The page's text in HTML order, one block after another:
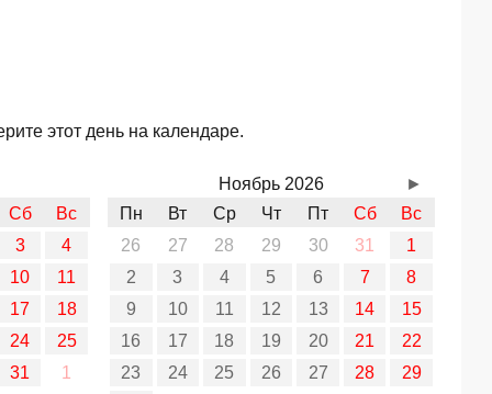
этот день на календаре.
Сб
Вс
3
4
10
11
17
18
24
25
31
1
Ноябрь 2026
Пн
Вт Ср Чт Пт Сб
Вс
26
27 28 29 30 31
1
2
3 4 5 6 7
8
9
10 11 12 13 14
15
16
17 18 19 20 21
22
23
24 25 26 27 28
29
►